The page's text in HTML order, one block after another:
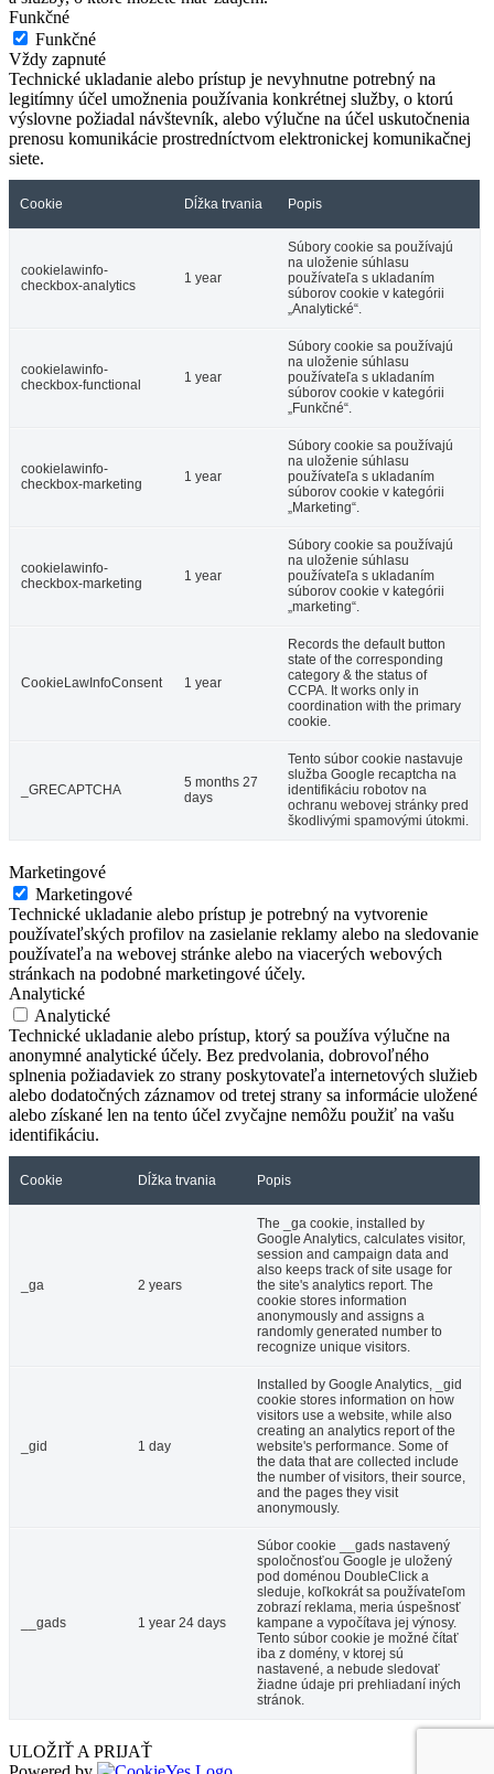
Funkčné
Funkčné
Vždy zapnuté
Technické ukladanie alebo prístup je nevyhnutne potrebný na
legitímny účel umožnenia používania konkrétnej služby, o ktorú
výslovne požiadal návštevník, alebo výlučne na účel uskutočnenia
prenosu komunikácie prostredníctvom elektronickej komunikačnej
siete.
Cookie Dĺžka trvania Popis
cookielawinfo-
checkbox-analytics
1 year
Súbory cookie sa používajú
na uloženie súhlasu
používateľa s ukladaním
súborov cookie v kategórii
„Analytické“.
cookielawinfo-
checkbox-functional
1 year
Súbory cookie sa používajú
na uloženie súhlasu
používateľa s ukladaním
súborov cookie v kategórii
„Funkčné“.
cookielawinfo-
checkbox-marketing
1 year
Súbory cookie sa používajú
na uloženie súhlasu
používateľa s ukladaním
súborov cookie v kategórii
„Marketing“.
cookielawinfo-
checkbox-marketing
1 year
Súbory cookie sa používajú
na uloženie súhlasu
používateľa s ukladaním
súborov cookie v kategórii
„marketing“.
CookieLawInfoConsent 1 year
Records the default button
state of the corresponding
category & the status of
CCPA. It works only in
coordination with the primary
cookie.
_GRECAPTCHA
5 months 27
days
Tento súbor cookie nastavuje
služba Google recaptcha na
identifikáciu robotov na
ochranu webovej stránky pred
škodlivými spamovými útokmi.
Marketingové
Marketingové
Technické ukladanie alebo prístup je potrebný na vytvorenie
používateľských profilov na zasielanie reklamy alebo na sledovanie
používateľa na webovej stránke alebo na viacerých webových
stránkach na podobné marketingové účely.
Analytické
Analytické
Technické ukladanie alebo prístup, ktorý sa používa výlučne na
anonymné analytické účely. Bez predvolania, dobrovoľného
splnenia požiadaviek zo strany poskytovateľa internetových služieb
alebo dodatočných záznamov od tretej strany sa informácie uložené
alebo získané len na tento účel zvyčajne nemôžu použiť na vašu
identifikáciu.
Cookie Dĺžka trvania Popis
_ga 2 years
The _ga cookie, installed by
Google Analytics, calculates visitor,
session and campaign data and
also keeps track of site usage for
the site's analytics report. The
cookie stores information
anonymously and assigns a
randomly generated number to
recognize unique visitors.
_gid 1 day
Installed by Google Analytics, _gid
cookie stores information on how
visitors use a website, while also
creating an analytics report of the
website's performance. Some of
the data that are collected include
the number of visitors, their source,
and the pages they visit
anonymously.
__gads 1 year 24 days
Súbor cookie __gads nastavený
spoločnosťou Google je uložený
pod doménou DoubleClick a
sleduje, koľkokrát sa používateľom
zobrazí reklama, meria úspešnosť
kampane a vypočítava jej výnosy.
Tento súbor cookie je možné čítať
iba z domény, v ktorej sú
nastavené, a nebude sledovať
žiadne údaje pri prehliadaní iných
stránok.
ULOŽIŤ A PRIJAŤ